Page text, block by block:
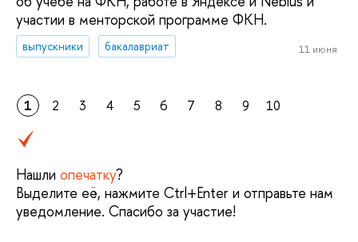
участии в менторской программе ФКН.
выпускники бакалавриат 11 июня
1 2 3 4 5 6 7 8 9 10
Нашли опечатку?
Выделите её, нажмите Ctrl+Enter и отправьте нам
уведомление. Спасибо за участие!